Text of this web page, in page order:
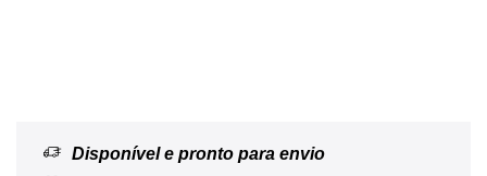
Disponível e pronto para envio